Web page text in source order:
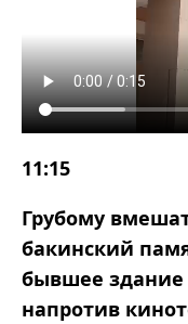
11:15
Грубому
бакинский
бывшее здание
напротив